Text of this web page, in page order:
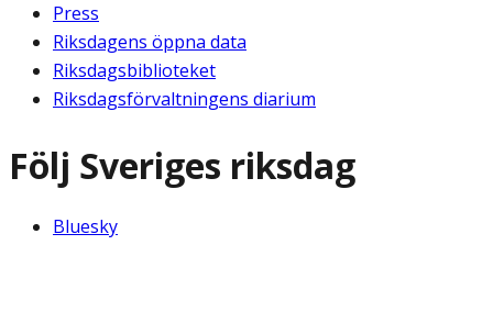
Press
Riksdagens öppna data
Riksdagsbiblioteket
Riksdagsförvaltningens diarium
Följ Sveriges riksdag
Bluesky